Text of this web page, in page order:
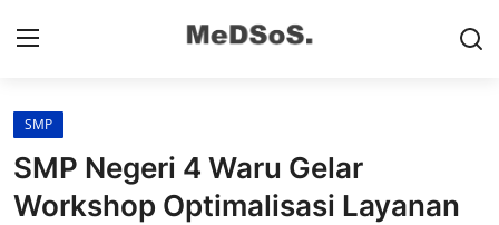
Home
Contact
SMP
SMP Negeri 4 Waru Gelar
Workshop Optimalisasi Layanan